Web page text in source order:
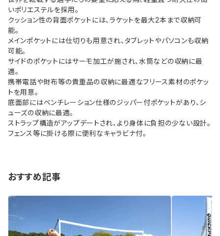
いポリエステルを採用。
クッション性の背面ポケットには、ラケットを最大2本まで収納可
能。
メインポケットには仕切りも用意され、タブレットやパソコンも収納
可能。
サイドのポケットにはサーモ加工が施され、水筒などの収納に最
適。
携帯電話や財布等の貴重品の収納に最適なフリース素材のポケッ
トを用意。
底面部にはベンチレーション仕様のジッパー付ポケットがあり、シ
ューズの収納に最適。
ストラップ構造がアップデートされ、より身体に負担の少ない設計。
フェンス等に掛ける際に便利なキャラビナ付。
おすすめ記事